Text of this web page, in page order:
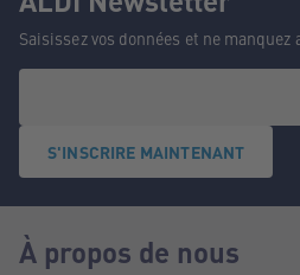
Saisissez vos données et ne manquez
S'INSCRIRE MAINTENANT
À propos de nous